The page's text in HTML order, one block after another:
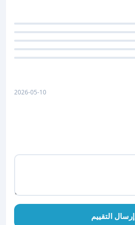
2026-05-10
إرسال التقييم